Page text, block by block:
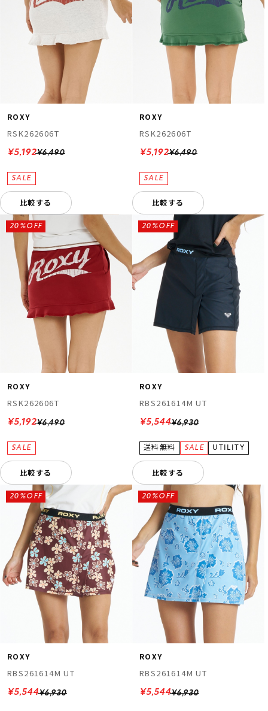
ROXY
RSK262606T
¥6,490
¥5,192
比較する
ROXY
RSK262606T
¥6,490
¥5,192
比較する
ROXY
RSK262606T
¥6,490
20%OFF
¥5,192
比較する
ROXY
RBS261614M UT
¥6,930
20%OFF
¥5,544
比較する
ROXY
RBS261614M UT
¥6,930
20%OFF
¥5,544
ROXY
RBS261614M UT
¥6,930
20%OFF
¥5,544